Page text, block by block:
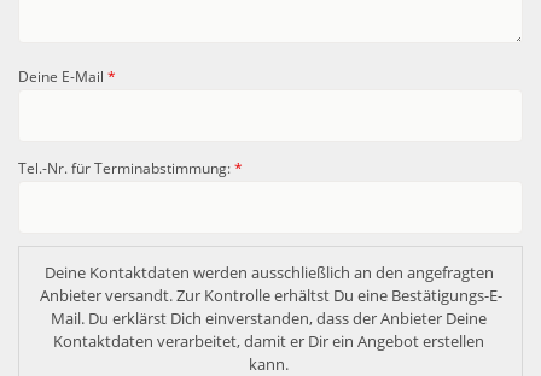
Deine E-Mail *
Tel.-Nr. für Terminabstimmung:*
Deine Kontaktdaten werden ausschließlich an den angefragten
Anbieter versandt. Zur Kontrolle erhältst Du eine Bestätigungs-E-
Mail. Du erklärst Dich einverstanden, dass der Anbieter Deine
Kontaktdaten verarbeitet, damit er Dir ein Angebot erstellen
kann.